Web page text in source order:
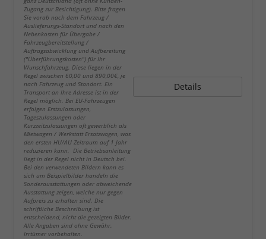
Zugang zur Besichtigung). Bitte fragen
Sie vorab nach dem Fahrzeug /
Auslieferungs-Standort und nach den
Nebenkosten für Übergabe /
Fahrzeugbereitstellung /
Auftragsabwicklung und Aufbereitung
("Überführungskosten") für Ihr
Wunschfahrzeug. Diese liegen in der
Regel zwischen 60,00 und 890,00€, je
nach Fahrzeug und Standort. Ein
Transport an Ihre Adresse ist in der
Regel möglich. Bei EU-Fahrzeugen
erfolgen Erstzulassungen,
Tageszulassungen oder
Kurzzeitzulassungen oft gewerblich als
Mietwagen / Werkstatt Ersatzwagen, was
den ersten HU/AU Zeitraum auf 1 Jahr
reduzieren kann. Die Betriebsanleitung
liegt in der Regel nicht in Deutsch bei.
Bei den verwendeten Bildern kann es
sich um Beispielbilder handeln die
Sonderausstattungen oder abweichende
Ausstattung zeigen, welche nur gegen
Aufpreis zu erhalten sind. Die
schriftliche Beschreibung ist
entscheidend, nicht die gezeigten Bilder.
Alle Angaben sind ohne Gewähr.
Irrtümer vorbehalten.
Details